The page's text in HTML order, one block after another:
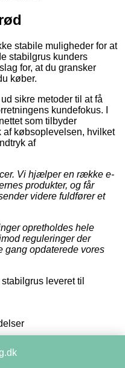
stabile muligheder for at
stabilgrus kunders
for, at du gransker
køber.
sikre metoder til at få
kundefokus. I
som tilbyder
af købsoplevelsen, hvilket
af
Vi hjælper en række e-
produkter, og får
videre fuldfører et
opretholdes hele
reguleringer der
gang opdaterede vores
leveret til